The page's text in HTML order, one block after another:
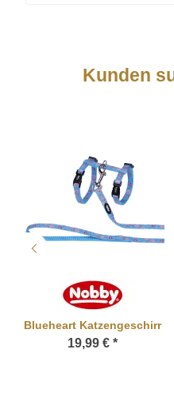
Kunden
Blueheart Katzengeschirr
19,99 € *